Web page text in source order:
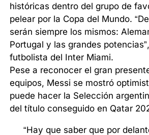
históricas dentro del grupo de
pelear por la Copa del Mundo.
serán siempre los mismos:
Portugal y las grandes
futbolista del Inter Miami.
Pese a reconocer el gran
equipos, Messi se mostró
puede hacer la Selección
del título conseguido en Qatar
“Hay que saber que por